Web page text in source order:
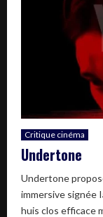
Critique cinéma
Undertone
Undertone
immersive signée
huis clos efficace